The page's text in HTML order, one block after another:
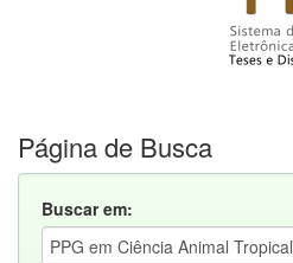
Página de Busca
Buscar em: